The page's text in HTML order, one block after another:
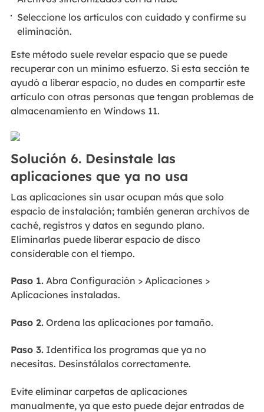
Seleccione los artículos con cuidado y confirme su
eliminación.
Este método suele revelar espacio que se puede
recuperar con un mínimo esfuerzo. Si esta sección te
ayudó a liberar espacio, no dudes en compartir este
artículo con otras personas que tengan problemas de
almacenamiento en Windows 11.
Solución 6. Desinstale las
aplicaciones que ya no usa
Las aplicaciones sin usar ocupan más que solo
espacio de instalación; también generan archivos de
caché, registros y datos en segundo plano.
Eliminarlas puede liberar espacio de disco
considerable con el tiempo.
Paso 1.Abra Configuración > Aplicaciones >
Aplicaciones instaladas.
Paso 2.Ordena las aplicaciones por tamaño.
Paso 3.Identifica los programas que ya no
necesitas. Desinstálalos correctamente.
Evite eliminar carpetas de aplicaciones
manualmente, ya que esto puede dejar entradas de